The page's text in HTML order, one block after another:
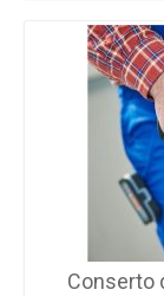
Conserto